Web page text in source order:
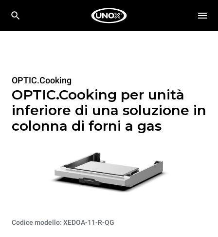
OPTIC.Cooking
OPTIC.Cooking per unità
inferiore di una soluzione in
colonna di forni a gas
Codice modello: XEDOA-11-R-QG